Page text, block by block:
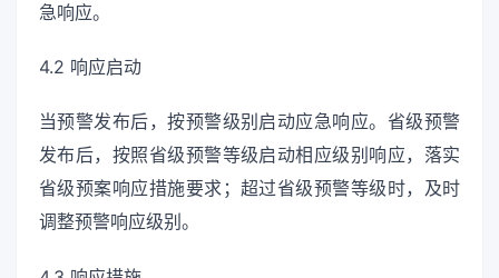
急响应。
4.2 响应启动
当预警发布后，按预警级别启动应急响应。省级预警
发布后，按照省级预警等级启动相应级别响应，落实
省级预案响应措施要求；超过省级预警等级时，及时
调整预警响应级别。